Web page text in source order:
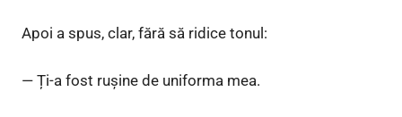
Apoi a spus, clar, fără să ridice tonul:
— Ți-a fost rușine de uniforma mea.